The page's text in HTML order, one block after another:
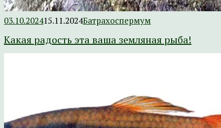
03.10.202415.11.2024Батрахоспермум
Какая радость эта ваша земляная рыба!